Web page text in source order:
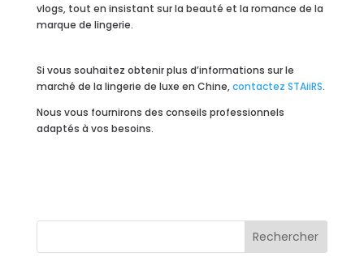
vlogs, tout en insistant sur la beauté et la romance de la
marque de lingerie.
Si vous souhaitez obtenir plus d’informations sur le
marché de la lingerie de luxe en Chine,contactez STAiiRS.
Nous vous fournirons des conseils professionnels
adaptés à vos besoins.